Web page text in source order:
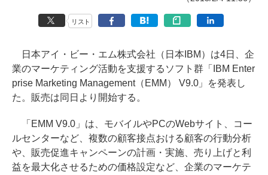
リスト
日本アイ・ビー・エム株式会社（日本IBM）は4日、企
業のマーケティング活動を支援するソフト群「IBM Enter
prise Marketing Management（EMM） V9.0」を発表し
た。販売は同日より開始する。
「EMM V9.0」は、モバイルやPCのWebサイト、コー
ルセンターなど、複数の顧客接点おける顧客の行動分析
や、販売促進キャンペーンの計画・実施、売り上げと利
益を最大化させるための価格設定など、企業のマーケテ